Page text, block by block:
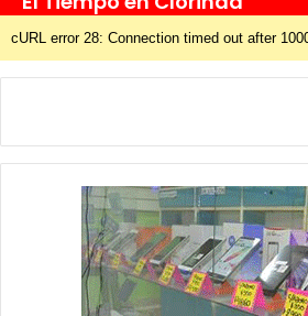
cURL error 28: Connection timed out after